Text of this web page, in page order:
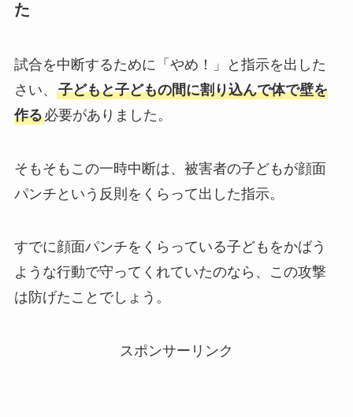
た
試合を中断するために「やめ！」と指示を出した
さい、 子どもと子どもの間に割り込んで体で壁を
作る必要がありました。
そもそもこの一時中断は、被害者の子どもが顔面
パンチという反則をくらって出した指示。
すでに顔面パンチをくらっている子どもをかばう
ような行動で守ってくれていたのなら、この攻撃
は防げたことでしょう。
スポンサーリンク